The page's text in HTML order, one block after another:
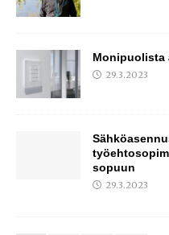
Monipuolista
29.3.2023
sopuun
29.3.2023